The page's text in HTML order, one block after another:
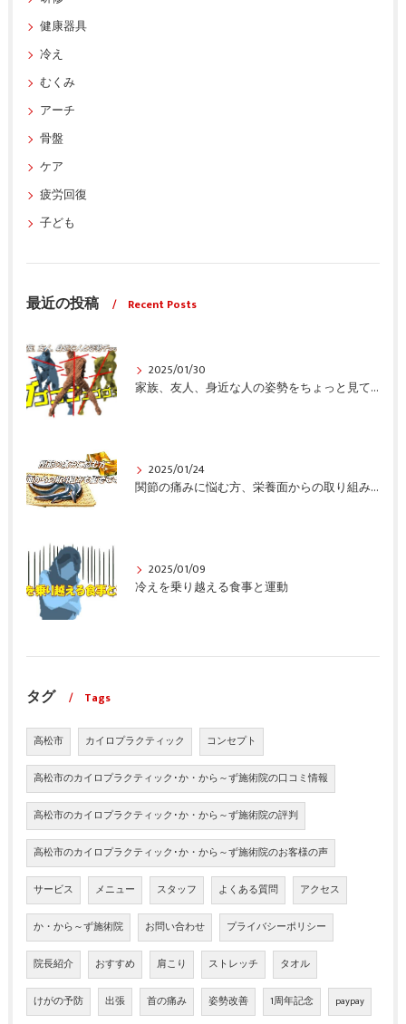
健康器具
冷え
むくみ
アーチ
骨盤
ケア
疲労回復
子ども
最近の投稿 Recent Posts
2025/01/30
家族、友人、身近な人の姿勢をちょっと見てみませんか？
2025/01/24
関節の痛みに悩む方、栄養面からの取り組みも重要ですよ！
2025/01/09
冷えを乗り越える食事と運動
タグ Tags
高松市 カイロプラクティック コンセプト
高松市のカイロプラクティック･か・から～ず施術院の口コミ情報
高松市のカイロプラクティック･か・から～ず施術院の評判
高松市のカイロプラクティック･か・から～ず施術院のお客様の声
サービス メニュー スタッフ よくある質問 アクセス
か・から～ず施術院 お問い合わせ プライバシーポリシー
院長紹介 おすすめ 肩こり ストレッチ タオル
けがの予防 出張 首の痛み 姿勢改善 1周年記念 paypay